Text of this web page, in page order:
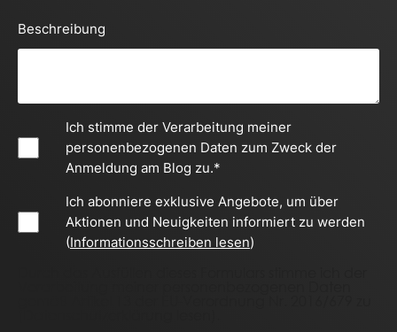
Beschreibung
Ich stimme der Verarbeitung meiner
personenbezogenen Daten zum Zweck der
Anmeldung am Blog zu.*
Ich abonniere exklusive Angebote, um über
Aktionen und Neuigkeiten informiert zu werden
(Informationsschreiben lesen)